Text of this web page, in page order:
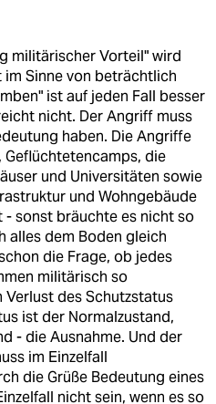
militärischer Vorteil" wird
im Sinne von beträchtlich
ist auf jeden Fall besser
nicht. Der Angriff muss
haben. Die Angriffe
Geflüchtetencamps, die
und Universitäten sowie
und Wohngebäude
- sonst bräuchte es nicht so
alles dem Boden gleich
die Frage, ob jedes
militärisch so
Verlust des Schutzstatus
ist der Normalzustand,
- die Ausnahme. Und der
im Einzelfall
die Grüße Bedeutung eines
nicht sein, wenn es so